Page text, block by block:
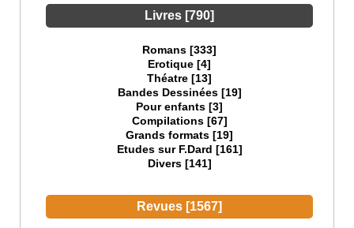
Livres [790]
Romans [333]
Erotique [4]
Théatre [13]
Bandes Dessinées [19]
Pour enfants [3]
Compilations [67]
Grands formats [19]
Etudes sur F.Dard [161]
Divers [141]
Revues [1567]